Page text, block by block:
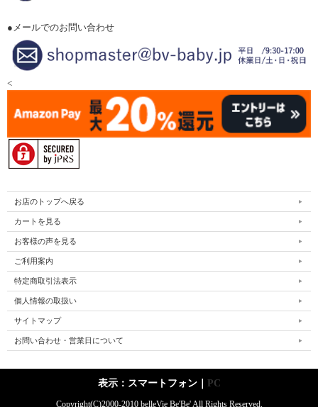
●メールでのお問い合わせ
<
お店のトップへ戻る
カートを見る
お客様の声を見る
ご利用案内
特定商取引法表示
個人情報の取扱い
サイトマップ
お問い合わせ・営業日について
表示：スマートフォン｜ PC
Copyright(C)2000-2010 belleVie Be'Be' All Rights Reserved.